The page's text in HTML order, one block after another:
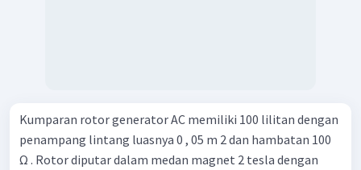
Kumparan rotor generator AC memiliki 100 lilitan dengan
penampang lintang luasnya 0 , 05 m 2 dan hambatan 100
Ω . Rotor diputar dalam medan magnet 2 tesla dengan